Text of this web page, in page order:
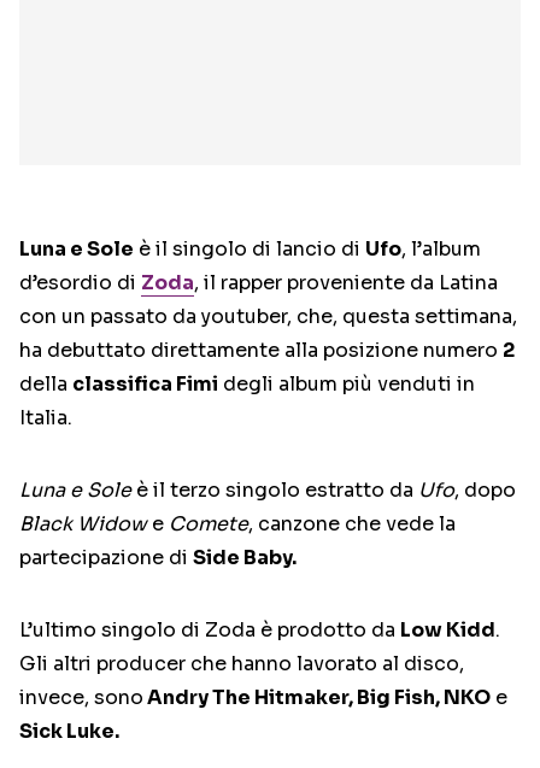
Luna e Sole è il singolo di lancio di Ufo, l’album
d’esordio di Zoda, il rapper proveniente da Latina
con un passato da youtuber, che, questa settimana,
ha debuttato direttamente alla posizione numero 2
della classifica Fimi degli album più venduti in
Italia.
Luna e Soleè il terzo singolo estratto da Ufo, dopo
Black Widowe Comete, canzone che vede la
partecipazione di Side Baby.
L’ultimo singolo di Zoda è prodotto da Low Kidd.
Gli altri producer che hanno lavorato al disco,
invece, sonoAndry The Hitmaker, Big Fish, NKO e
Sick Luke.